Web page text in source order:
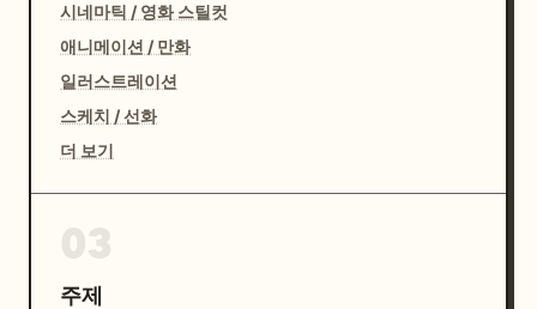
시네마틱 / 영화 스틸컷
애니메이션 / 만화
일러스트레이션
스케치 / 선화
더 보기
주제